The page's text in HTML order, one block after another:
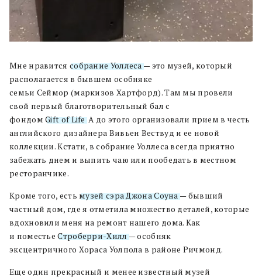
Мне нравится собрание Уоллеса— это музей, который
располагается в бывшем особняке
семьи Сеймор (маркизов Хартфорд).Там мы провели
свой первый благотворительный бал с
фондомGiftofLife.А до этого организовали прием в честь
английского дизайнера Вивьен Вествуд и ее новой
коллекции.Кстати, всобрание Уоллеса всегда приятно
забежать днем и выпить чаю или пообедать в местном
ресторанчике.
Кроме того, есть музейсэра ДжонаСоуна— бывший
частный дом, где я отметила множество деталей, которые
вдохновили меня на ремонт нашего дома. Как
и поместьеСтроберри-Хилл—особняк
эксцентричного Хораса Уолпола в районе Ричмонд.
Еще один прекрасный и менее известный музей